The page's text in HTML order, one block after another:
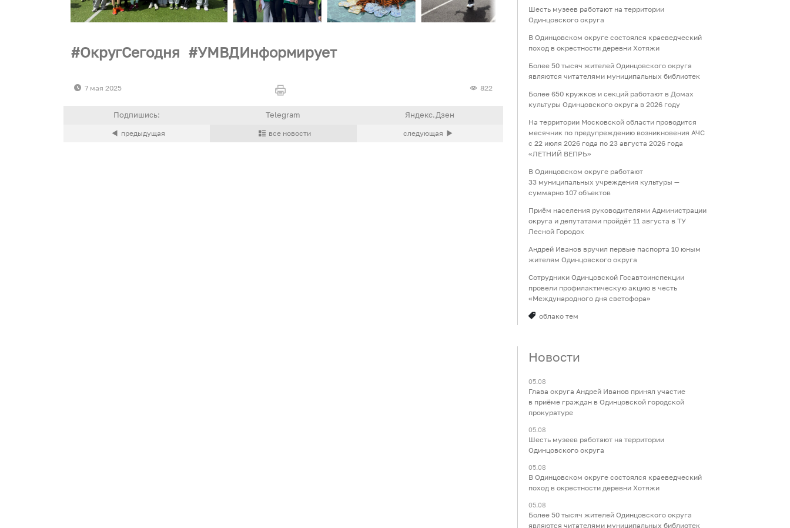
ОкругСегодня УМВДИнформирует
7 мая 2025 822
Шесть музеев работают на территории
Одинцовского округа
В Одинцовском округе состоялся краеведческий
поход в окрестности деревни Хотяжи
Более 50 тысяч жителей Одинцовского округа
являются читателями муниципальных библиотек
Более 650 кружков и секций работают в Домах
культуры Одинцовского округа в 2026 году
На территории Московской области проводится
месячник по предупреждению возникновения АЧС
с 22 июля 2026 года по 23 августа 2026 года
«ЛЕТНИЙ ВЕПРЬ»
В Одинцовском округе работают
33 муниципальных учреждения культуры —
суммарно 107 объектов
Приём населения руководителями Администрации
округа и депутатами пройдёт 11 августа в ТУ
Лесной Городок
Андрей Иванов вручил первые паспорта 10 юным
жителям Одинцовского округа
Сотрудники Одинцовской Госавтоинспекции
провели профилактическую акцию в честь
«Международного дня светофора»
облако тем
Новости
05.08
Глава округа Андрей Иванов принял участие
в приёме граждан в Одинцовской городской
прокуратуре
05.08
Шесть музеев работают на территории
Одинцовского округа
05.08
В Одинцовском округе состоялся краеведческий
поход в окрестности деревни Хотяжи
05.08
Более 50 тысяч жителей Одинцовского округа
являются читателями муниципальных библиотек